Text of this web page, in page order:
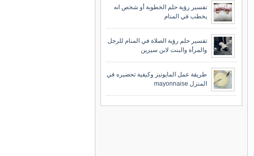
تفسير رؤية حلم الخطوبة أو شخص انه
يخطب في المنام
تفسير حلم رؤية الصلاة في المنام للرجل
والمرأة والبنت لابن سيرين
طريقة عمل المايونيز وكيفية تحضيره في
المنزل mayonnaise